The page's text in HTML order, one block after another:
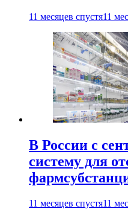
11 месяцев спустя11
В России с
систему для
11 месяцев спустя11